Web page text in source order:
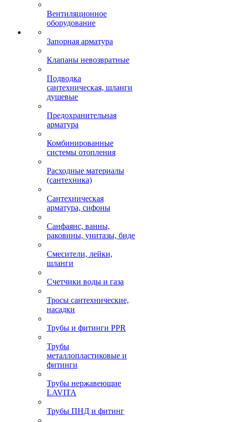
Вентиляционное
оборудование
Запорная арматура
Клапаны невозвратные
Подводка
сантехническая, шланги
душевые
Предохранительная
арматура
Комбинированные
системы отопления
Расходные материалы
(сантехника)
Сантехническая
арматура, сифоны
Санфаянс, ванны,
раковины, унитазы, биде
Смесители, лейки,
шланги
Счетчики воды и газа
Тросы сантехнические,
насадки
Трубы и фитинги PPR
Трубы
металлопластиковые и
фитинги
Трубы нержавеющие
LAVITA
Трубы ПНД и фитинг